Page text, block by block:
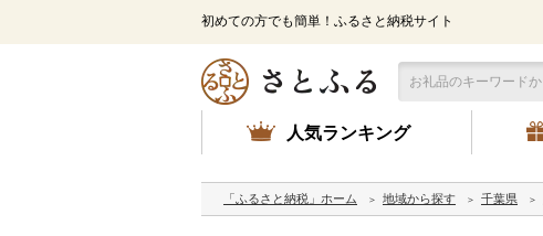
初めての方でも簡単！ふるさと納税サイト
人気ランキング
「ふるさと納税」ホーム 地域から探す 千葉県